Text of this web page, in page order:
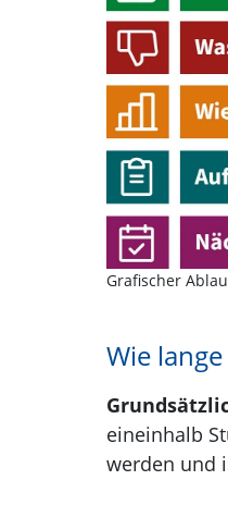
Grafischer
Wie
eineinhalb
werden und